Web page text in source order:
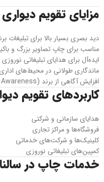
مزایای تقویم
دید بصری بسیار بالا برای تبلیغات
مناسب برای چاپ تصاویر بزرگ و
ایده‌آل برای هدایای تبلیغاتی نوروزی
ماندگاری طولانی در محیط‌های
افزایش آگاهی از برند (Brand Awareness)
کاربردهای تقویم
هدایای سازمانی و شرکتی
فروشگاه‌ها و مراکز تجاری
کلینیک‌ها و شرکت‌های خدماتی
کمپین‌های تبلیغاتی نوروزی
خدمات چاپ در